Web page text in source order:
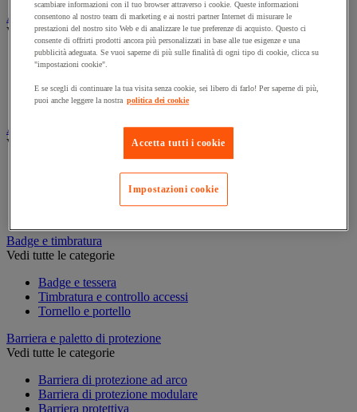
Assorbente industriale
Vedi tutte le categorie
Assorbente
Barriera anti-inquinamento e sistema di deviazione delle
perdite
Contenitore e solvente per sgrassaggio
Attrezzatura e mobili per studi medici
Vedi tutte le categorie
Armadietto pronto soccorso
Lettino, paravento e sedia per studi medici
Materiale per diagnosi di medicina generale
Badge e timbratura
Vedi tutte le categorie
Badge e tessera
Timbratura e controllo accessi
Tornello e portello
Barriera e paletto di protezione
Vedi tutte le categorie
Barriera di protezione ad arco
Barriera di protezione modulare
Barriera protettiva
scambiare informazioni con il tuo browser attraverso i cookie. Queste informazioni
consentono al nostro team di marketing e ai nostri partner Internet di misurare le
prestazioni del nostro sito Web e di analizzare le tue preferenze di acquisto. Questo ci
consente di offrirti prodotti ancora più personalizzati in base alle tue esigenze e una
pubblicità adeguata. Se vuoi saperne di più sulle finalità di ogni tipo di cookie, clicca su
"impostazioni cookie".
E se scegli di continuare la tua visita senza cookie, sei libero di farlo! Per saperne di più,
puoi anche leggere la nostra politica dei cookie
Accetta tutti i cookie
Impostazioni cookie